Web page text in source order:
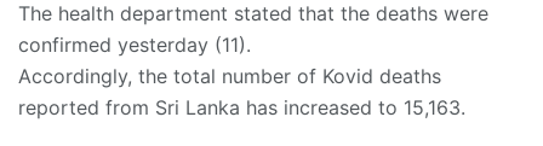
The health department stated that the deaths were
confirmed yesterday (11).
Accordingly, the total number of Kovid deaths
reported from Sri Lanka has increased to 15,163.